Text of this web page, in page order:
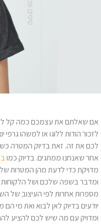
אם שאלתם את עצמכם כמה קל
לזכור הודות ללוגו או למשהו
לכם את זה. זאת בדיוק המטרה
אחר שאנחנו ממתגים. בדיוק כמו
מדויקת כדי לדעת מהן המטרות
ומדבר בשפה שלכם ושל
מספרות אחרות לפי העיצוב של
יודעים בדיוק לאן לבוא ואת מי
ומדויק עם מה שיש לכם להציע